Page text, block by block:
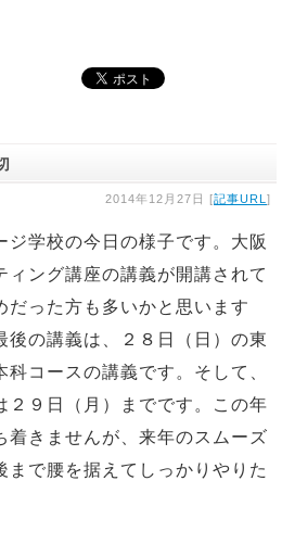
2014年12月27日 [記事URL ]
ジ学校の今日の様子です。大阪
ィング講座の講義が開講されて
だった方も多いかと思います
後の講義は、２８日（日）の東
コースの講義です。そして、
２９日（月）までです。この年
着きませんが、来年のスムーズ
まで腰を据えてしっかりやりた